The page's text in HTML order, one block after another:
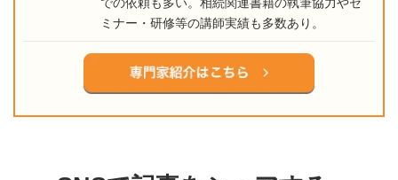
ミナー・研修等の講師実績も多数あり。